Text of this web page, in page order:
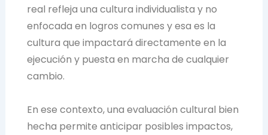
real refleja una cultura individualista y no
enfocada en logros comunes y esa es la
cultura que impactará directamente en la
ejecución y puesta en marcha de cualquier
cambio.
En ese contexto, una evaluación cultural bien
hecha permite anticipar posibles impactos,